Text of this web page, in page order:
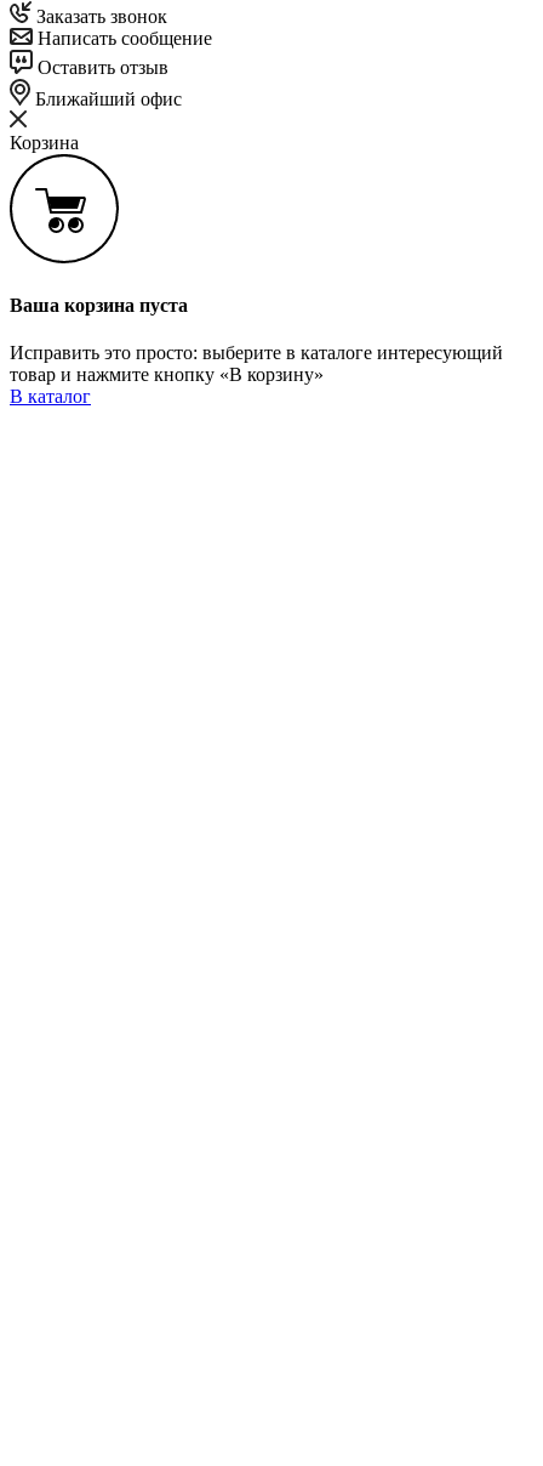
Заказать звонок
Написать сообщение
Оставить отзыв
Ближайший офис
Корзина
Ваша корзина пуста
Исправить это просто: выберите в каталоге интересующий
товар и нажмите кнопку «В корзину»
В каталог